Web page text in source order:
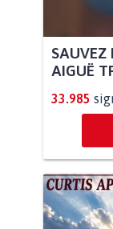
SAUVEZ
AIGUË
33.985